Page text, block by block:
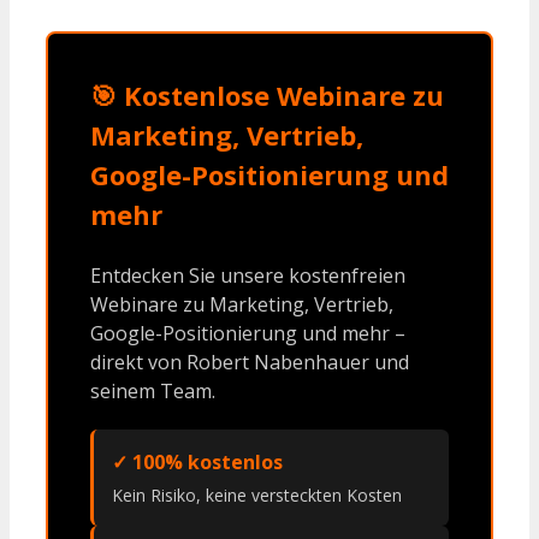
🎯 Kostenlose Webinare zu
Marketing, Vertrieb,
Google-Positionierung und
mehr
Entdecken Sie unsere kostenfreien
Webinare zu Marketing, Vertrieb,
Google-Positionierung und mehr –
direkt von Robert Nabenhauer und
seinem Team.
✓ 100% kostenlos
Kein Risiko, keine versteckten Kosten